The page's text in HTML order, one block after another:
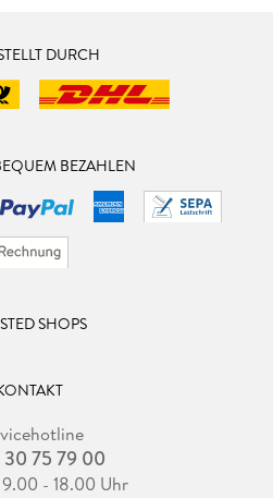
DURCH
BEZAHLEN
SHOPS
75 79 00
- 18.00 Uhr